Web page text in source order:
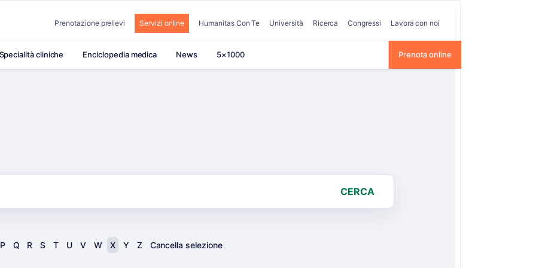
Prenotazione prelievi Servizi online Humanitas Con Te Università Ricerca Congressi Lavora con noi
Specialità cliniche Enciclopedia medica News 5×1000 Prenota online
CERCA
P Q R S T U V W X Y Z Cancella selezione